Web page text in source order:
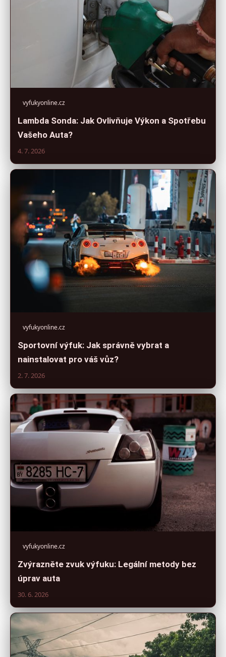
vyfukyonline.cz
Lambda Sonda: Jak Ovlivňuje Výkon a Spotřebu
Vašeho Auta?
4. 7. 2026
vyfukyonline.cz
Sportovní výfuk: Jak správně vybrat a
nainstalovat pro váš vůz?
2. 7. 2026
vyfukyonline.cz
Zvýrazněte zvuk výfuku: Legální metody bez
úprav auta
30. 6. 2026